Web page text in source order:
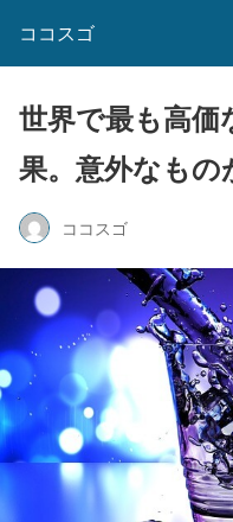
ココスゴ
世界で最も高価
果。意外なもの
ココスゴ